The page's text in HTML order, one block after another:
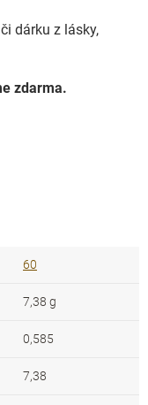
dárku z lásky,
zdarma.
60
7,38 g
0,585
7,38